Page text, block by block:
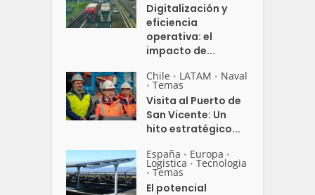
Digitalización y
eficiencia
operativa: el
impacto de...
Chile • LATAM • Naval
• Temas
Visita al Puerto de
San Vicente: Un
hito estratégico...
España • Europa •
Logistica • Tecnologia
• Temas
El potencial